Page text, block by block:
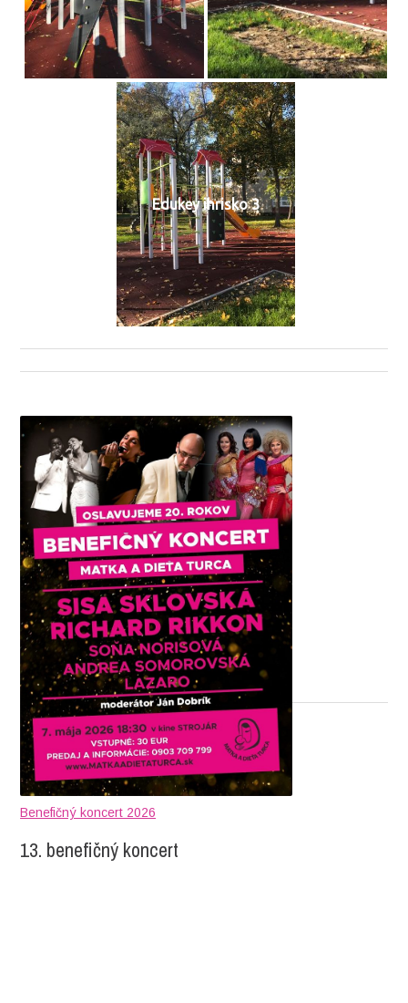
Edukey ihrisko 3
Benefičný koncert 2026
13. benefičný koncert